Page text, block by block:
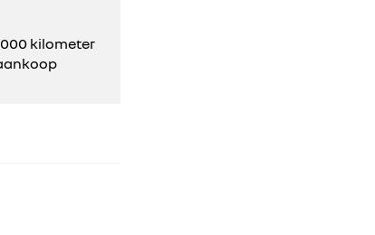
kilometer